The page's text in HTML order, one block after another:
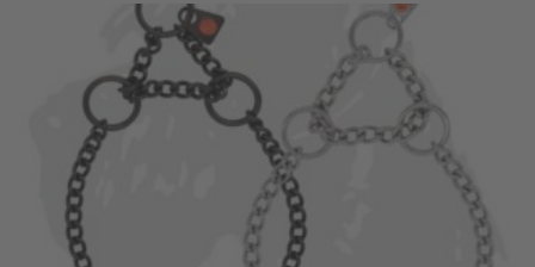
mehrere
Varianten
auf.
Die
Optionen